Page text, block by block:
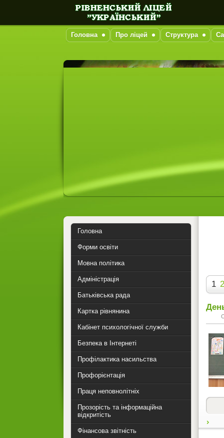
Головна Про ліцей Структура
1 2
Головна
Форми освіти
Мовна політика
Адміністрація
Батьківська рада
Картка рівнянина
Кабінет психологічної служби
Безпека в Інтернеті
Профілактика насильства
Профорієнтація
Праця неповнолітніх
Прозорість та інформаційна
відкритість
Фінансова звітність